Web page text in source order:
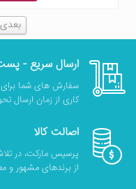
بعدی
ارسال سریع -
کاری از زمان ارسال
اصالت کالا
پرسیس مارکت، در
از برندهای مشهور و